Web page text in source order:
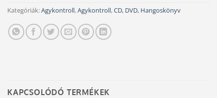
Kategóriák:Agykontroll,Agykontroll,CD, DVD, Hangoskönyv
KAPCSOLÓDÓ TERMÉKEK